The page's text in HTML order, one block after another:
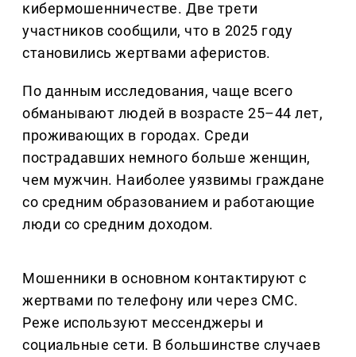
кибермошенничестве. Две трети
участников сообщили, что в 2025 году
становились жертвами аферистов.
По данным исследования, чаще всего
обманывают людей в возрасте 25–44 лет,
проживающих в городах. Среди
пострадавших немного больше женщин,
чем мужчин. Наиболее уязвимы граждане
со средним образованием и работающие
люди со средним доходом.
Мошенники в основном контактируют с
жертвами по телефону или через СМС.
Реже используют мессенджеры и
социальные сети. В большинстве случаев